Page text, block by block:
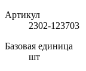
Артикул
2302-123703
Базовая единица
шт